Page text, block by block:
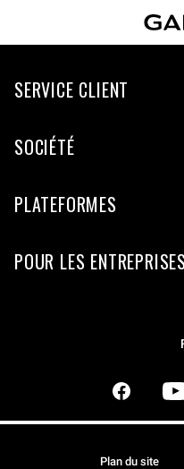
SERVICE CLIENT
SOCIÉTÉ
PLATEFORMES
POUR LES ENTREPRISES
Plan du site